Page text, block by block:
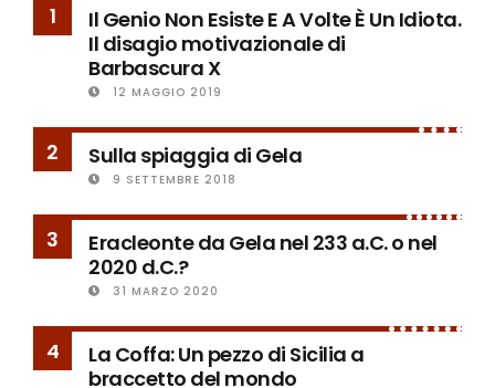
1
Il Genio Non Esiste E A Volte È Un Idiota.
Il disagio motivazionale di
Barbascura X
12 MAGGIO 2019
2 Sulla spiaggia di Gela
9 SETTEMBRE 2018
3
Eracleonte da Gela nel 233 a.C. o nel
2020 d.C.?
31 MARZO 2020
4
La Coffa: Un pezzo di Sicilia a
braccetto del mondo